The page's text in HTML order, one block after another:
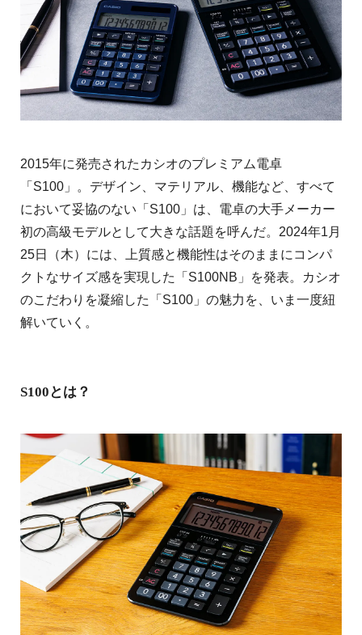
2015年に発売されたカシオのプレミアム電卓
「S100」。デザイン、マテリアル、機能など、すべて
において妥協のない「S100」は、電卓の大手メーカー
初の高級モデルとして大きな話題を呼んだ。2024年1月
25日（木）には、上質感と機能性はそのままにコンパ
クトなサイズ感を実現した「S100NB」を発表。カシオ
のこだわりを凝縮した「S100」の魅力を、いま一度紐
解いていく。
S100とは？